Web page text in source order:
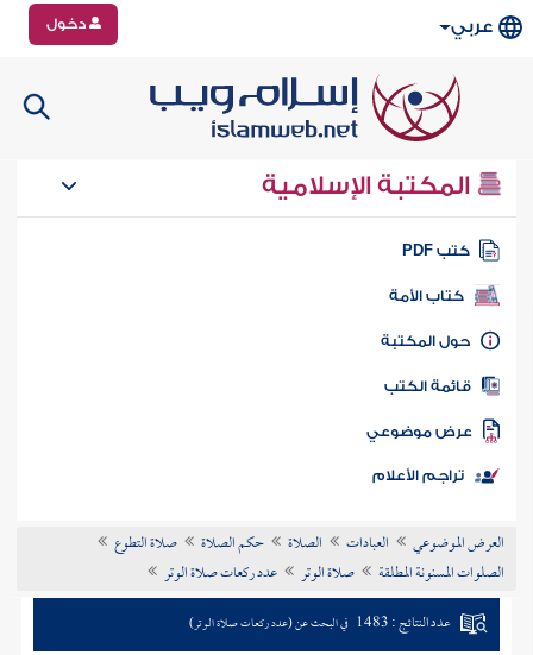
عربي دخول
المكتبة الإسلامية
كتب PDF
كتاب الأمة
المكتبة
الكتب
موضوعي
تراجم الأعلام
العرض الموضوعي العبادات الصلاة حكم الصلاة
صلاة التطوع
الصلوات المسنونة المطلقة
صلاة الوتر عدد ركعات صلاة الوتر
عدد النتائج : 1483 في البحث عن (عدد ركعات صلاة الوتر)